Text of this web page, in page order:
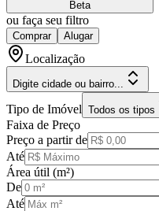
Beta
ou faça seu filtro
Comprar Alugar
Localização
Digite cidade ou bairro...
Tipo de Imóvel Todos os tipos
Faixa de Preço
Preço a partir de
Até
Área útil (m²)
De
Até